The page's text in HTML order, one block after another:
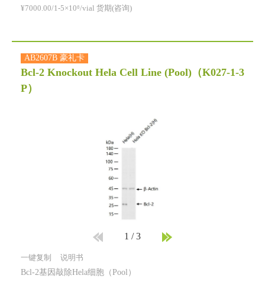
¥7000.00/1-5×10⁶/vial 货期(咨询)
AB2607B 豪礼卡
Bcl-2 Knockout Hela Cell Line (Pool) （K027-1-3
P）
1 /3
一键复制 说明书
Bcl-2基因敲除Hela细胞（Pool）